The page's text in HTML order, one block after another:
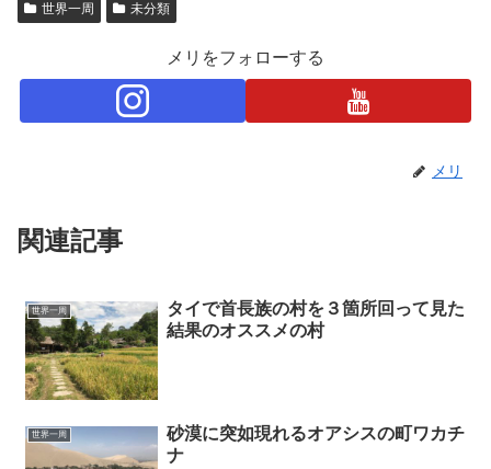
世界一周 未分類
メリをフォローする
メリ
関連記事
世界一周
タイで首長族の村を３箇所回って見た
結果のオススメの村
世界一周
砂漠に突如現れるオアシスの町ワカチ
ナ